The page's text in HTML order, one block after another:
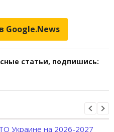
Google.News
статьи, подпишись: